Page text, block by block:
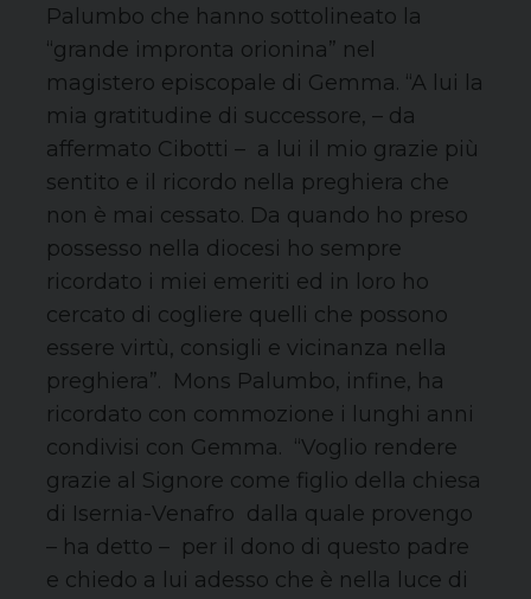
Palumbo che hanno sottolineato la
“grande impronta orionina” nel
magistero episcopale di Gemma. “A lui la
mia gratitudine di successore, – da
affermato Cibotti – a lui il mio grazie più
sentito e il ricordo nella preghiera che
non è mai cessato. Da quando ho preso
possesso nella diocesi ho sempre
ricordato i miei emeriti ed in loro ho
cercato di cogliere quelli che possono
essere virtù, consigli e vicinanza nella
preghiera”. Mons Palumbo, infine, ha
ricordato con commozione i lunghi anni
condivisi con Gemma. “Voglio rendere
grazie al Signore come figlio della chiesa
di Isernia-Venafro dalla quale provengo
– ha detto – per il dono di questo padre
e chiedo a lui adesso che è nella luce di